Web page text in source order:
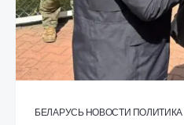
БЕЛАРУСЬ НОВОСТИ ПОЛИТИКА